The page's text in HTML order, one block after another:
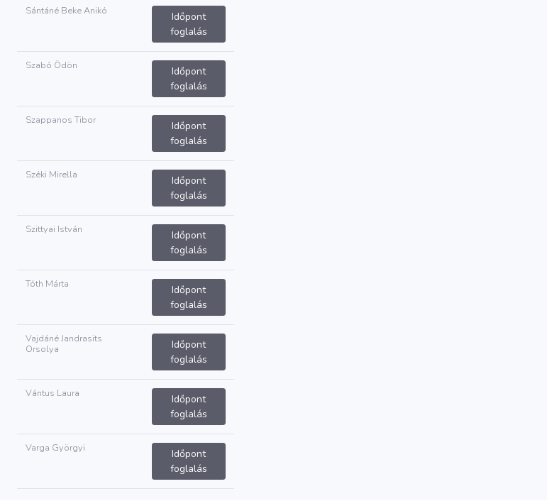
Sántáné Beke Anikó
Időpont
foglalás
Szabó Ödön
Időpont
foglalás
Szappanos Tibor
Időpont
foglalás
Széki Mirella
Időpont
foglalás
Szittyai István
Időpont
foglalás
Tóth Márta
Időpont
foglalás
Vajdáné Jandrasits
Orsolya
Időpont
foglalás
Vántus Laura
Időpont
foglalás
Varga Györgyi
Időpont
foglalás